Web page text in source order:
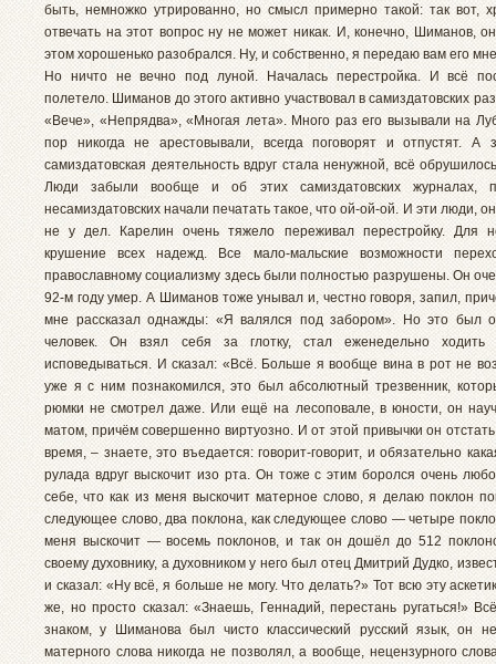
быть, немножко утрированно, но смысл примерно такой: так вот,
отвечать на этот вопрос ну не может никак. И, конечно, Шиманов,
этом хорошенько разобрался. Ну, и собственно, я передаю вам его
Но ничто не вечно под луной. Началась перестройка. И всё
полетело. Шиманов до этого активно участвовал в самиздатовских
«Вече», «Непрядва», «Многая лета». Много раз его вызывали на
пор никогда не арестовывали, всегда поговорят и отпустят. А
самиздатовская деятельность вдруг стала ненужной, всё
Люди забыли вообще и об этих самиздатовских журналах,
несамиздатовских начали печатать такое, что ой-ой-ой. И эти люди,
не у дел. Карелин очень тяжело переживал перестройку. Для
крушение всех надежд. Все мало-мальские возможности
православному социализму здесь были полностью разрушены. Он
92-м году умер. А Шиманов тоже унывал и, честно говоря, запил,
мне рассказал однажды: «Я валялся под забором». Но это был
человек. Он взял себя за глотку, стал еженедельно
исповедываться. И сказал: «Всё. Больше я вообще вина в рот не
уже я с ним познакомился, это был абсолютный трезвенник,
рюмки не смотрел даже. Или ещё на лесоповале, в юности, он
матом, причём совершенно виртуозно. И от этой привычки он
время, – знаете, это въедается: говорит-говорит, и обязательно
рулада вдруг выскочит изо рта. Он тоже с этим боролся очень
себе, что как из меня выскочит матерное слово, я делаю поклон
следующее слово, два поклона, как следующее слово — четыре
меня выскочит — восемь поклонов, и так он дошёл до 512
своему духовнику, а духовником у него был отец Дмитрий Дудко,
и сказал: «Ну всё, я больше не могу. Что делать?» Тот всю эту
же, но просто сказал: «Знаешь, Геннадий, перестань ругаться!»
знаком, у Шиманова был чисто классический русский язык, он
матерного слова никогда не позволял, а вообще, нецензурного